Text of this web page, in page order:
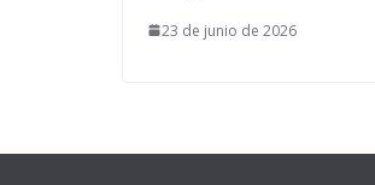
23 de junio de 2026